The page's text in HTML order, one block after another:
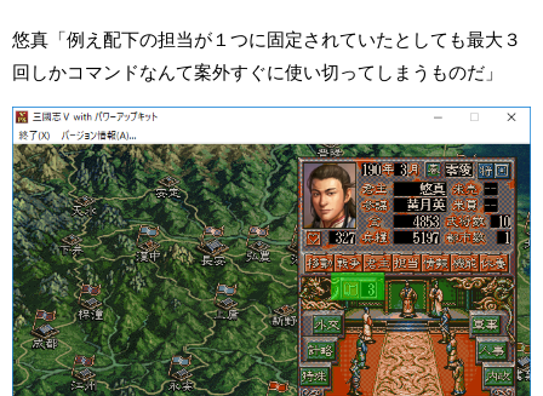
悠真「例え配下の担当が１つに固定されていたとしても最大３
回しかコマンドなんて案外すぐに使い切ってしまうものだ」